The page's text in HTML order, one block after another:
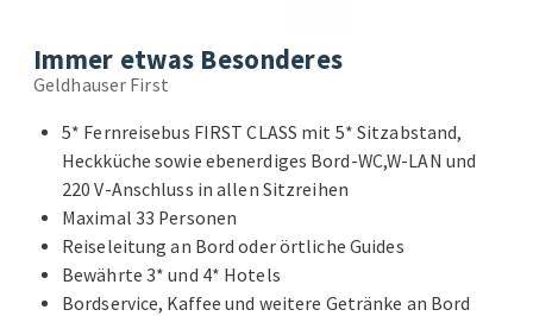
Immer etwas Besonderes
Geldhauser First
5* Fernreisebus FIRST CLASS mit 5* Sitzabstand,
Heckküche sowie ebenerdiges Bord-WC,W-LAN und
220 V-Anschluss in allen Sitzreihen
Maximal 33 Personen
Reiseleitung an Bord oder örtliche Guides
Bewährte 3* und 4* Hotels
Bordservice, Kaffee und weitere Getränke an Bord